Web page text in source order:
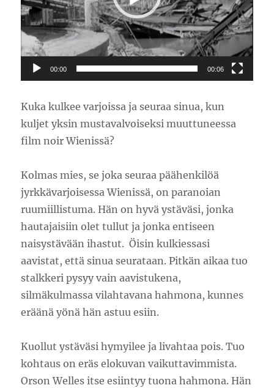
00:00 00:06
Kuka kulkee varjoissa ja seuraa sinua, kun
kuljet yksin mustavalvoiseksi muuttuneessa
film noir Wienissä?
Kolmas mies, se joka seuraa päähenkilöä
jyrkkävarjoisessa Wienissä, on paranoian
ruumiillistuma. Hän on hyvä ystäväsi, jonka
hautajaisiin olet tullut ja jonka entiseen
naisystävään ihastut. Öisin kulkiessasi
aavistat, että sinua seurataan. Pitkän aikaa tuo
stalkkeri pysyy vain aavistukena,
silmäkulmassa vilahtavana hahmona, kunnes
eräänä yönä hän astuu esiin.
Kuollut ystäväsi hymyilee ja livahtaa pois. Tuo
kohtaus on eräs elokuvan vaikuttavimmista.
Orson Welles itse esiintyy tuona hahmona. Hän